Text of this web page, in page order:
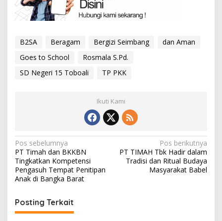
B2SA Beragam Bergizi Seimbang
dan Aman
Goes to School
Rosmala S.Pd.
SD Negeri 15 Toboali
TP PKK
Ikuti Kami
Navigasi
pos
Pos sebelumnya
PT Timah dan BKKBN
Tingkatkan Kompetensi
Pengasuh Tempat Penitipan
Anak di Bangka Barat
Pos berikutnya
PT TIMAH Tbk Hadir dalam
Tradisi dan Ritual Budaya
Masyarakat Babel
Posting Terkait